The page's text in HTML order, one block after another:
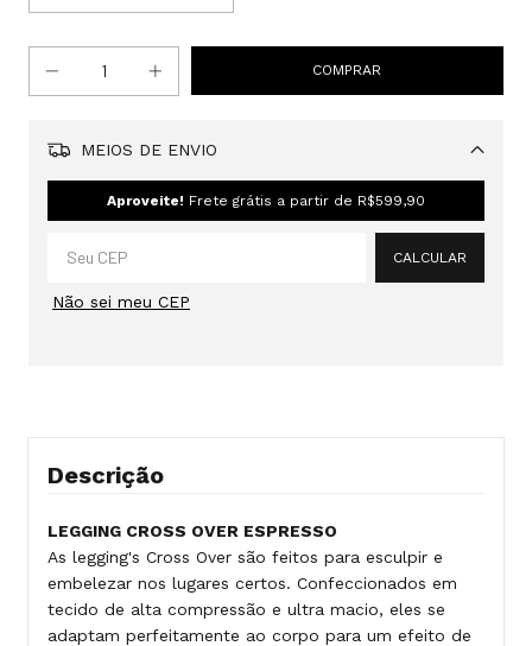
MEIOS DE ENVIO
Aproveite! Frete grátis a partir de R$599,90
CALCULAR
Não sei meu CEP
Descrição
LEGGING CROSS OVER ESPRESSO
As legging's Cross Over são feitos para esculpir e
embelezar nos lugares certos. Confeccionados em
tecido de alta compressão e ultra macio, eles se
adaptam perfeitamente ao corpo para um efeito de